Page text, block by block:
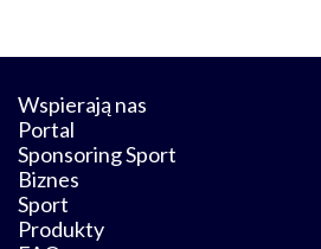
Wspierają nas
Portal
Sponsoring Sport
Biznes
Sport
Produkty